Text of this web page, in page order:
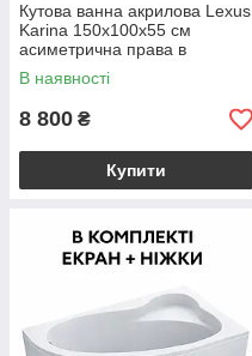
Кутова ванна акрилова Lexus
Karina 150x100х55 см
асиметрична права в
комплекті ніжки та екран для
ванни
В наявності
8 800 ₴
Купити